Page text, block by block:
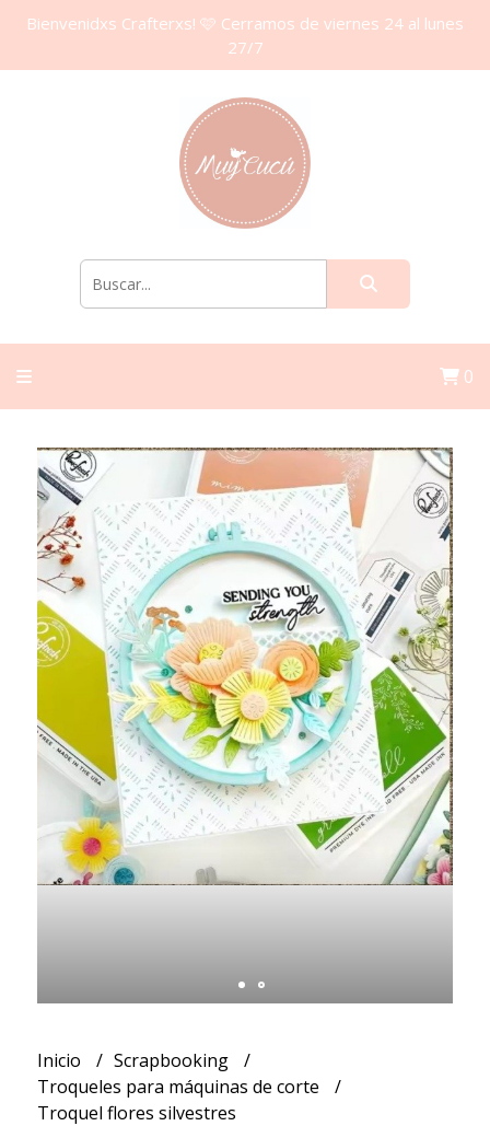
Bienvenidxs Crafterxs! 🩷 Cerramos de viernes 24 al lunes
27/7
0
Inicio
Scrapbooking
Troqueles para máquinas de corte
Troquel flores silvestres